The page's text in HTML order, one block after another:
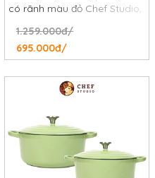
có rãnh màu đỏ Chef Studio,
đường kính 24 cm
1.259.000đ/
695.000đ/